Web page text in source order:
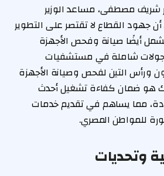
شريف مصطفى، مساعد الوزير
جهود القطاع لا تقتصر على التطوير
أيضًا صيانة وفحص الأجهزة
جولات شاملة في مستشفيات
ورأس التين لفحص وصيانة الأجهزة
هو ضمان كفاءة تشغيل أحدث
مما يساهم في تقديم خدمات
للمواطن المصري.
وتحديات